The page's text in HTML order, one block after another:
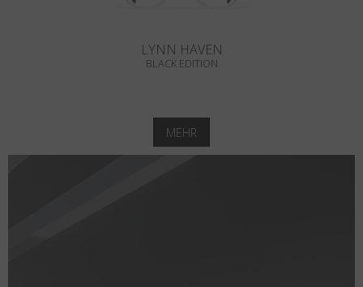
LYNN HAVEN
BLACK EDITION
MEHR